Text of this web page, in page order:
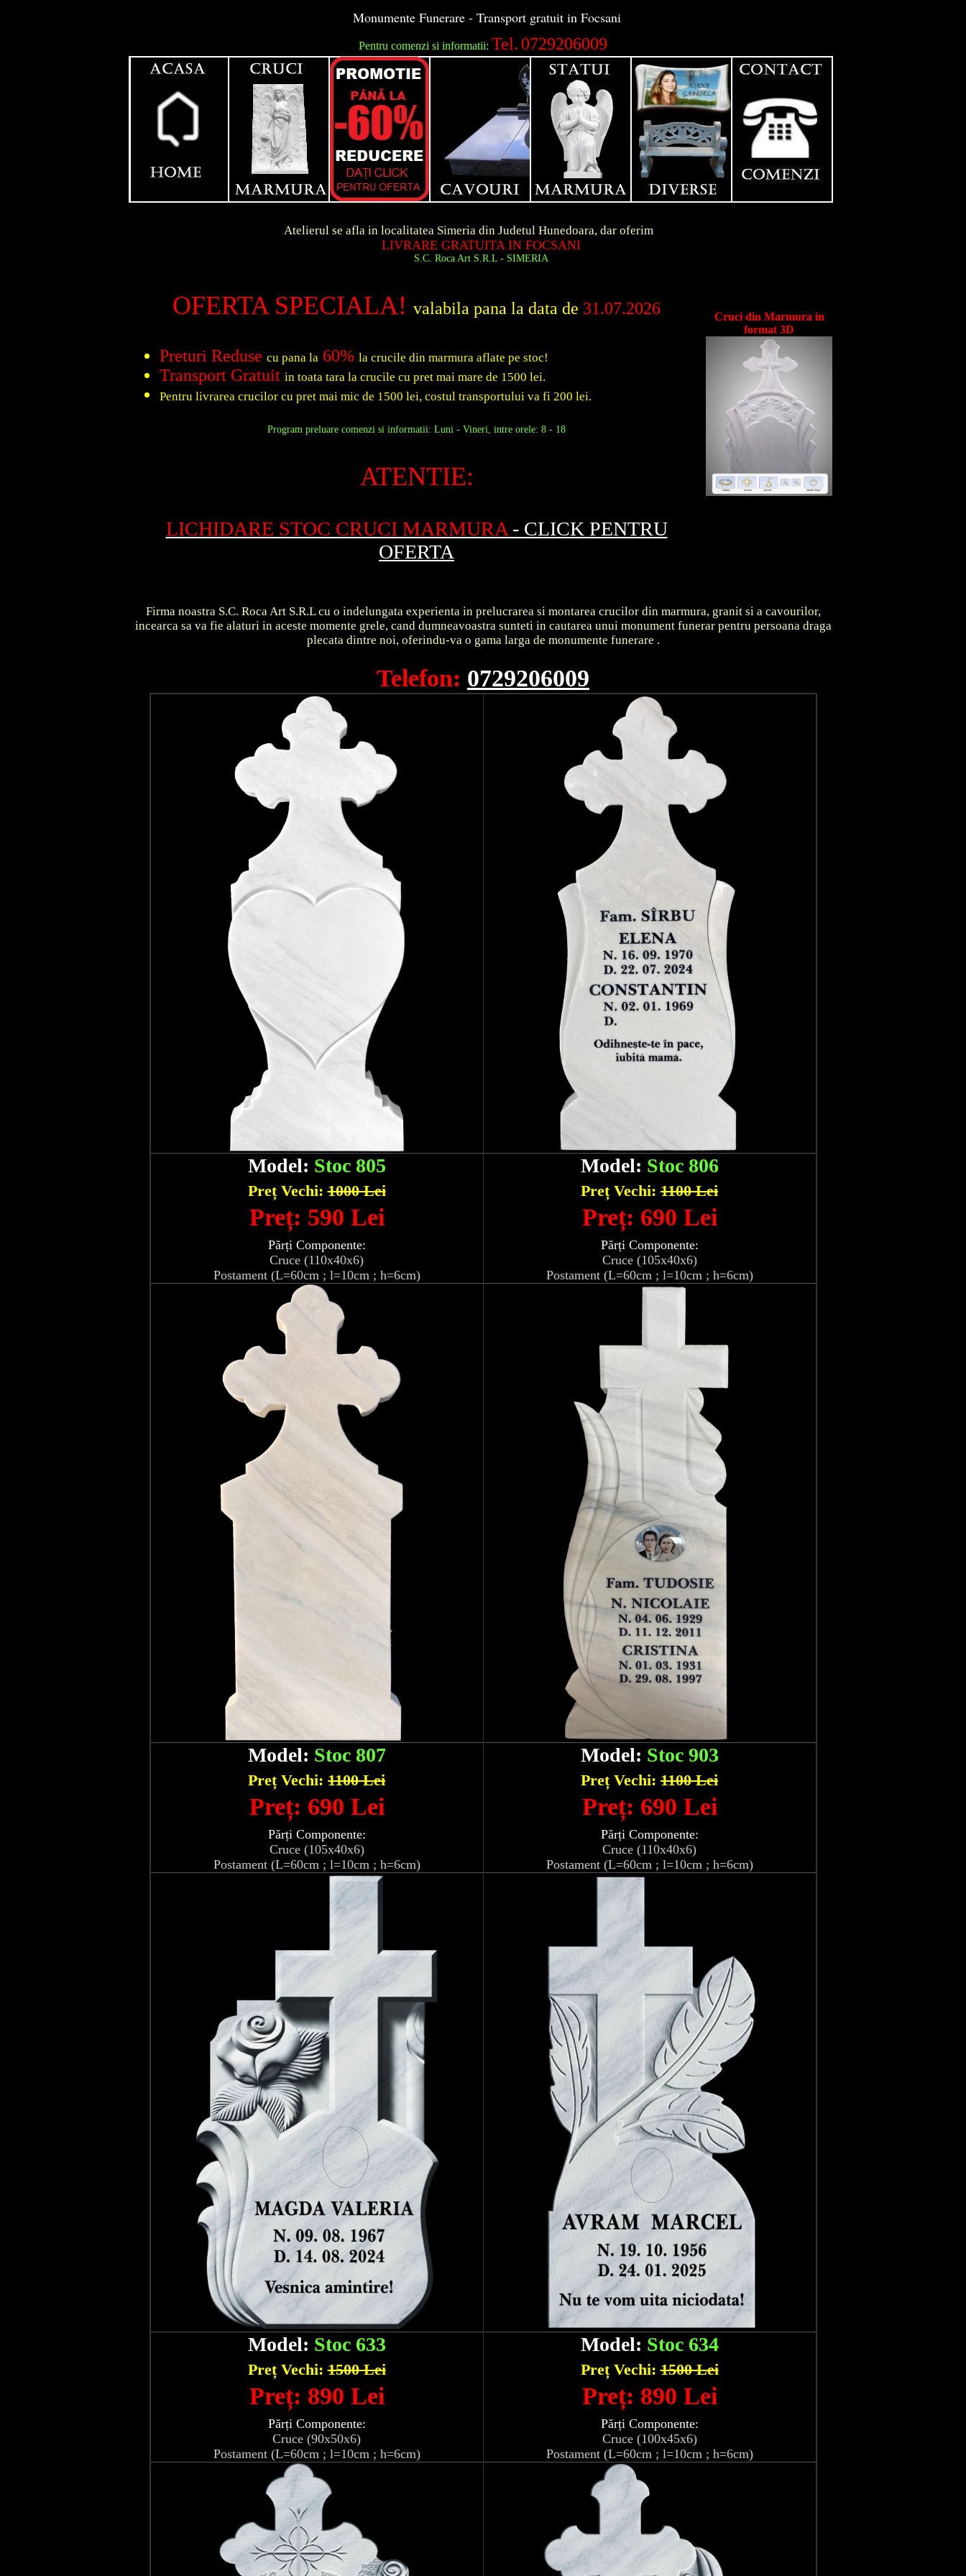
Monumente Funerare - Transport gratuit in Focsani
Pentru comenzi si informatii: Tel. 0729206009
Dunga
Atelierul se afla in localitatea Simeria din Judetul Hunedoara, dar oferim
LIVRARE GRATUITA IN FOCSANI
S.C. Roca Art S.R.L - SIMERIA
OFERTA SPECIALA! valabila pana la data de 31.07.2026
Preturi Reduse cu pana la 60% la crucile din marmura aflate pe stoc!
Transport Gratuit in toata tara la crucile cu pret mai mare de 1500 lei.
Pentru livrarea crucilor cu pret mai mic de 1500 lei, costul transportului va fi 200 lei.
Program preluare comenzi si informatii: Luni - Vineri, intre orele: 8 - 18
ATENTIE:
LICHIDARE STOC CRUCI MARMURA- CLICK PENTRU
OFERTA
Cruci din Marmura in
format 3D
Firma noastra S.C. Roca Art S.R.L cu o indelungata experienta in prelucrarea si montarea crucilor din marmura, granit si a cavourilor,
incearca sa va fie alaturi in aceste momente grele, cand dumneavoastra sunteti in cautarea unui monument funerar pentru persoana draga
plecata dintre noi, oferindu-va o gama larga de monumente funerare .
Telefon: 0729206009
Model: Stoc 805
Preț Vechi:1000 Lei
Preț: 590 Lei
Părți Componente:
Cruce (110x40x6)
Postament (L=60cm ; l=10cm ; h=6cm)
Model: Stoc 806
Preț Vechi: 1100 Lei
Preț: 690 Lei
Părți Componente:
Cruce (105x40x6)
Postament (L=60cm ; l=10cm ; h=6cm)
Model: Stoc 807
Preț Vechi: 1100 Lei
Preț: 690 Lei
Părți Componente:
Cruce (105x40x6)
Postament (L=60cm ; l=10cm ; h=6cm)
Model: Stoc 903
Preț Vechi: 1100 Lei
Preț: 690 Lei
Părți Componente:
Cruce (110x40x6)
Postament (L=60cm ; l=10cm ; h=6cm)
Model: Stoc 633
Preț Vechi:1500 Lei
Preț: 890 Lei
Părți Componente:
Cruce (90x50x6)
Postament (L=60cm ; l=10cm ; h=6cm)
Model: Stoc 634
Preț Vechi:1500 Lei
Preț: 890 Lei
Părți Componente:
Cruce (100x45x6)
Postament (L=60cm ; l=10cm ; h=6cm)